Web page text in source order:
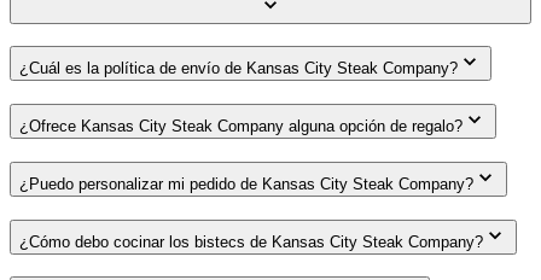
¿Cuál es la política de envío de Kansas City Steak Company?
¿Ofrece Kansas City Steak Company alguna opción de regalo?
¿Puedo personalizar mi pedido de Kansas City Steak Company?
¿Cómo debo cocinar los bistecs de Kansas City Steak Company?